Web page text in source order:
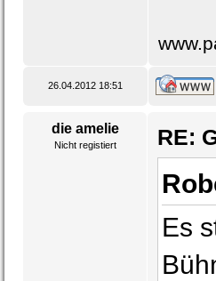
26.04.2012 18:51
die amelie
Nicht registiert RE:
Es